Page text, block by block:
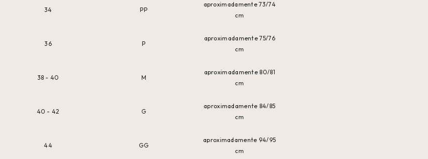
34 PP
aproximadamente 73/74
cm
36 P
aproximadamente 75/76
cm
38 - 40 M
aproximadamente 80/81
cm
40 - 42 G
aproximadamente 84/85
cm
44 GG
aproximadamente 94/95
cm